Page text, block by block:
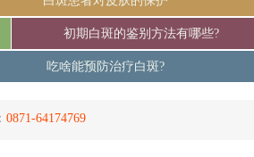
初期白斑的鉴别方法有哪些?
吃啥能预防治疗白斑?
0871-64174769